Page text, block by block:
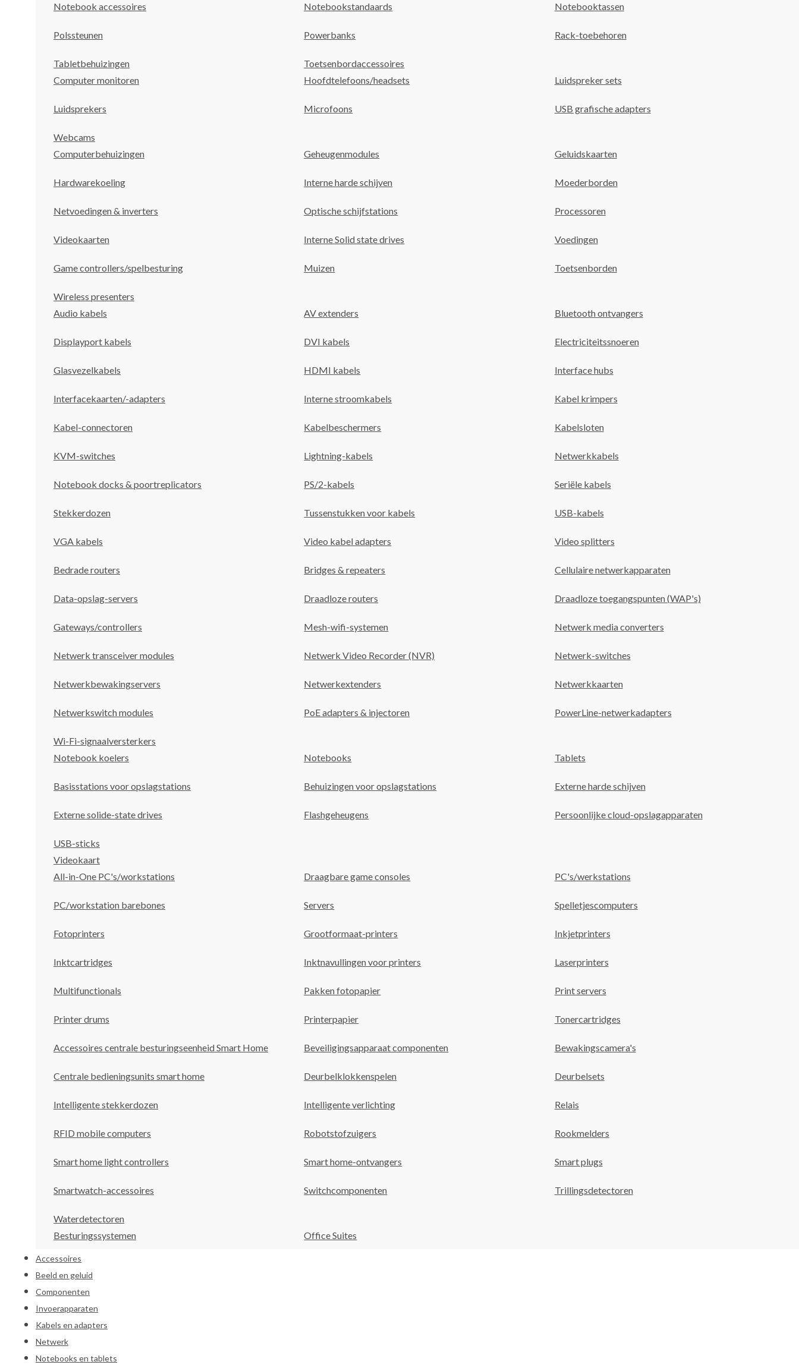
Notebook accessoires Notebookstandaards Notebooktassen
Polssteunen Powerbanks Rack-toebehoren
Tabletbehuizingen
Toetsenbordaccessoires
Computer monitoren
Hoofdtelefoons/headsets Luidspreker sets
Luidsprekers Microfoons USB grafische adapters
Webcams
Computerbehuizingen
Geheugenmodules Geluidskaarten
Hardwarekoeling Interne harde schijven Moederborden
Netvoedingen & inverters Optische schijfstations Processoren
Videokaarten Interne Solid state drives Voedingen
Game controllers/spelbesturing Muizen Toetsenborden
Wireless presenters
Audio kabels
AV extenders Bluetooth ontvangers
Displayport kabels DVI kabels Electriciteitssnoeren
Glasvezelkabels HDMI kabels Interface hubs
Interfacekaarten/-adapters Interne stroomkabels Kabel krimpers
Kabel-connectoren Kabelbeschermers Kabelsloten
KVM-switches Lightning-kabels Netwerkkabels
Notebook docks & poortreplicators PS/2-kabels Seriële kabels
Stekkerdozen Tussenstukken voor kabels USB-kabels
VGA kabels Video kabel adapters Video splitters
Bedrade routers Bridges & repeaters Cellulaire netwerkapparaten
Data-opslag-servers Draadloze routers Draadloze toegangspunten (WAP's)
Gateways/controllers Mesh-wifi-systemen Netwerk media converters
Netwerk transceiver modules Netwerk Video Recorder (NVR) Netwerk-switches
Netwerkbewakingservers Netwerkextenders Netwerkkaarten
Netwerkswitch modules PoE adapters & injectoren PowerLine-netwerkadapters
Wi-Fi-signaalversterkers
Notebook koelers
Notebooks Tablets
Basisstations voor opslagstations Behuizingen voor opslagstations Externe harde schijven
Externe solide-state drives Flashgeheugens Persoonlijke cloud-opslagapparaten
USB-sticks
Videokaart
All-in-One PC's/workstations
Draagbare game consoles PC's/werkstations
PC/workstation barebones Servers Spelletjescomputers
Fotoprinters Grootformaat-printers Inkjetprinters
Inktcartridges Inktnavullingen voor printers Laserprinters
Multifunctionals Pakken fotopapier Print servers
Printer drums Printerpapier Tonercartridges
Accessoires centrale besturingseenheid Smart Home Beveiligingsapparaat componenten Bewakingscamera's
Centrale bedieningsunits smart home Deurbelklokkenspelen Deurbelsets
Intelligente stekkerdozen Intelligente verlichting Relais
RFID mobile computers Robotstofzuigers Rookmelders
Smart home light controllers Smart home-ontvangers Smart plugs
Smartwatch-accessoires Switchcomponenten Trillingsdetectoren
Waterdetectoren
Besturingssystemen
Office Suites
Accessoires
Beeld en geluid
Componenten
Invoerapparaten
Kabels en adapters
Netwerk
Notebooks en tablets